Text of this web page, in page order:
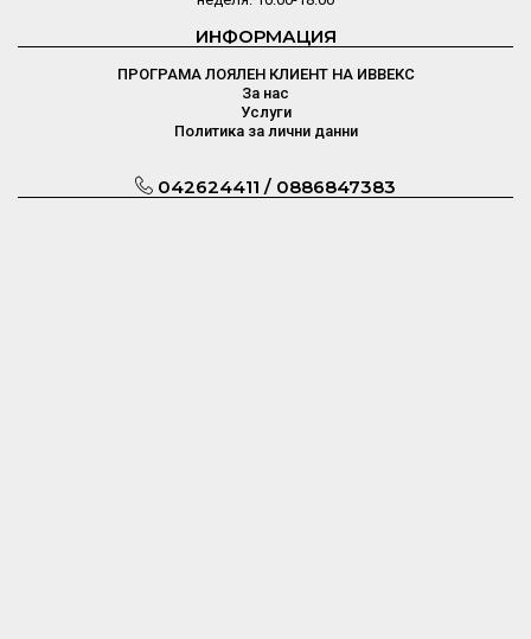
ИНФОРМАЦИЯ
ПРОГРАМА ЛОЯЛЕН КЛИЕНТ НА ИВВЕКС
За нас
Услуги
Политика за лични данни
042624411 / 0886847383